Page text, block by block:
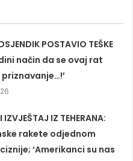
POSTAVIO TEŠKE
način da se ovaj rat
IZVJEŠTAJ IZ TEHERANA:
rakete odjednom
‘Amerikanci su nas